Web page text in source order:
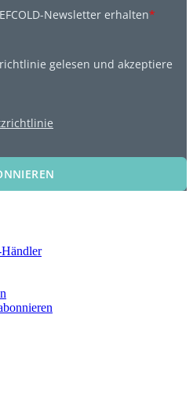
Newsletter erhalten*
gelesen und akzeptiere